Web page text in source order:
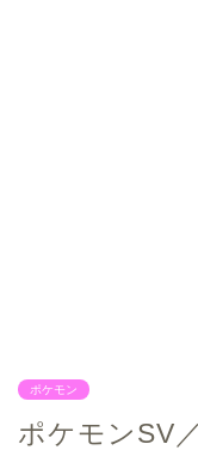
ポケモン
ポケモンSV